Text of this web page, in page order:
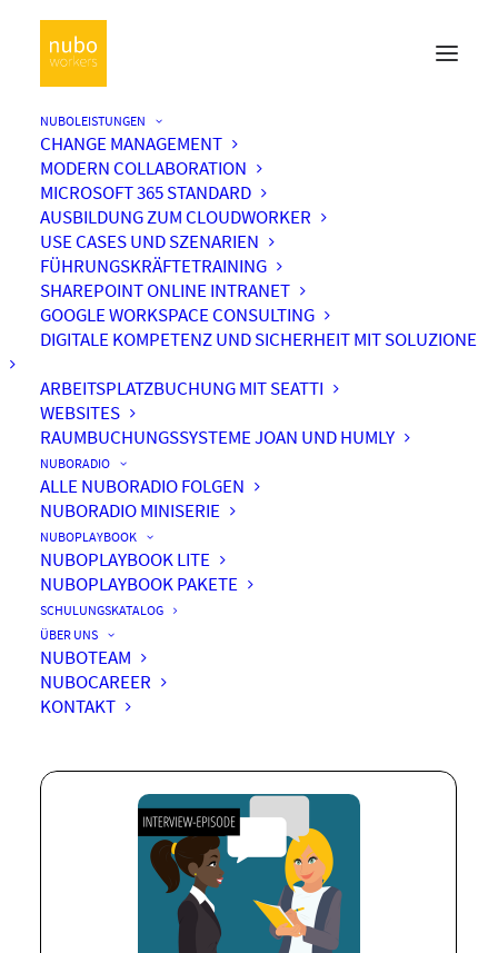
NUBOLEISTUNGEN
CHANGE MANAGEMENT
MODERN COLLABORATION
MICROSOFT 365 STANDARD
AUSBILDUNG ZUM CLOUDWORKER
USE CASES UND SZENARIEN
FÜHRUNGSKRÄFTETRAINING
SHAREPOINT ONLINE INTRANET
GOOGLE WORKSPACE CONSULTING
DIGITALE KOMPETENZ UND SICHERHEIT MIT SOLUZIONE
ARBEITSPLATZBUCHUNG MIT SEATTI
WEBSITES
RAUMBUCHUNGSSYSTEME JOAN UND HUMLY
NUBORADIO
ALLE NUBORADIO FOLGEN
NUBORADIO MINISERIE
NUBOPLAYBOOK
NUBOPLAYBOOK LITE
NUBOPLAYBOOK PAKETE
SCHULUNGSKATALOG
ÜBER UNS
NUBOTEAM
NUBOCAREER
KONTAKT
Microsoft CoPilot – Wie
revolutionär ist die KI
wirklich?